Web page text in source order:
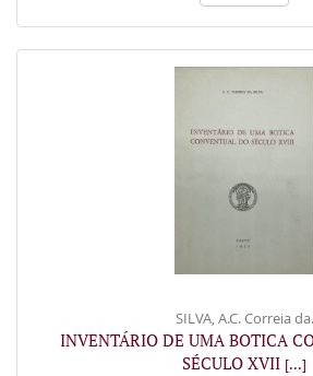
SILVA, A.C. Correia da.
INVENTÁRIO DE UMA BOTICA
SÉCULO XVII [...]